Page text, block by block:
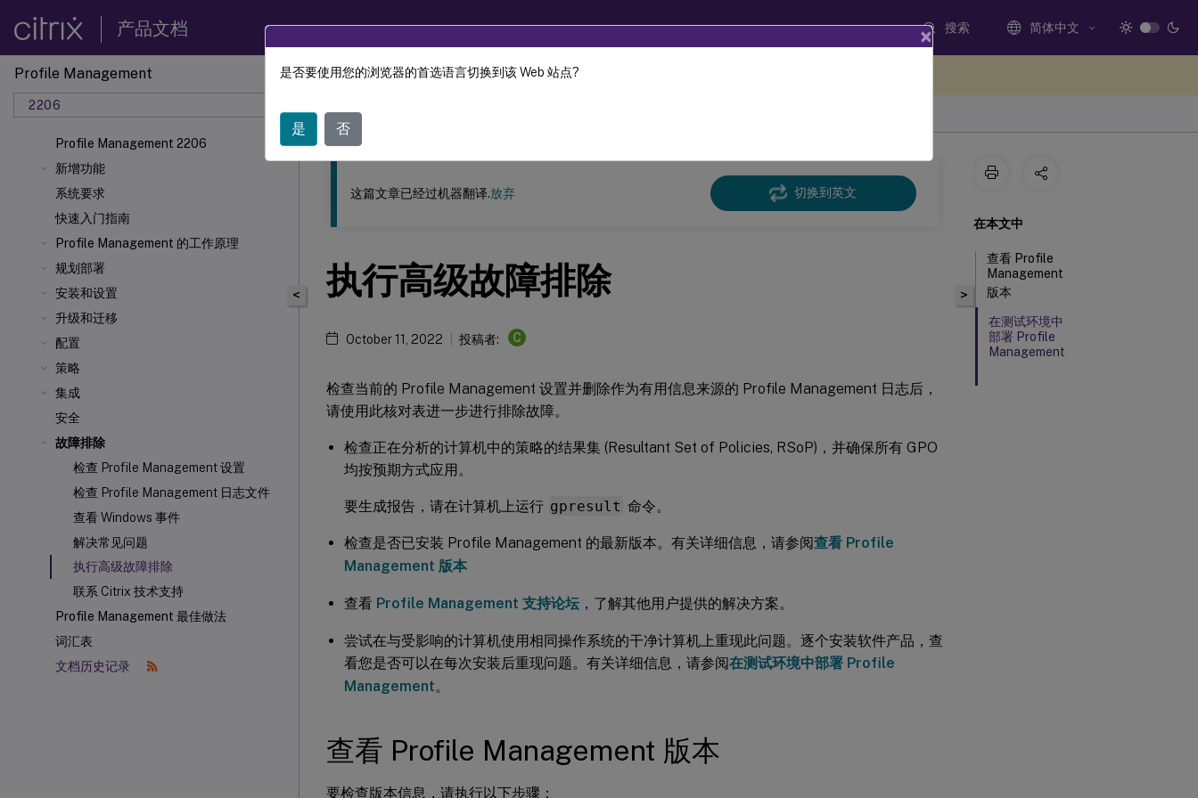
产品文档 搜索 简体中文
Profile Management
2206
Profile Management 2206
新增功能
系统要求
快速入门指南
Profile Management 的工作原理
规划部署
安装和设置
升级和迁移
配置
策略
集成
安全
故障排除
检查 Profile Management 设置
检查 Profile Management 日志文件
查看 Windows 事件
解决常见问题
执行高级故障排除
联系 Citrix 技术支持
Profile Management 最佳做法
词汇表
文档历史记录
此内容已经过机器动态翻译。
<
这篇文章已经过机器翻译.放弃 切换到英文
执行高级故障排除
October 11, 2022 投稿者: C
检查当前的 Profile Management 设置并删除作为有用信息来源的 Profile Management 日志后，
请使用此核对表进一步进行排除故障。
检查正在分析的计算机中的策略的结果集 (Resultant Set of Policies, RSoP)，并确保所有 GPO
均按预期方式应用。
要生成报告，请在计算机上运行 gpresult 命令。
检查是否已安装 Profile Management 的最新版本。有关详细信息，请参阅查看 Profile
Management 版本
查看 Profile Management 支持论坛 ，了解其他用户提供的解决方案。
尝试在与受影响的计算机使用相同操作系统的干净计算机上重现此问题。逐个安装软件产品，查
看您是否可以在每次安装后重现问题。有关详细信息，请参阅在测试环境中部署 Profile
Management。
查看 Profile Management 版本
要检查版本信息，请执行以下步骤：
>
在本文中
查看 Profile
Management
版本
在测试环境中
部署 Profile
Management
×
是否要使用您的浏览器的首选语言切换到该 Web 站点?
是 否